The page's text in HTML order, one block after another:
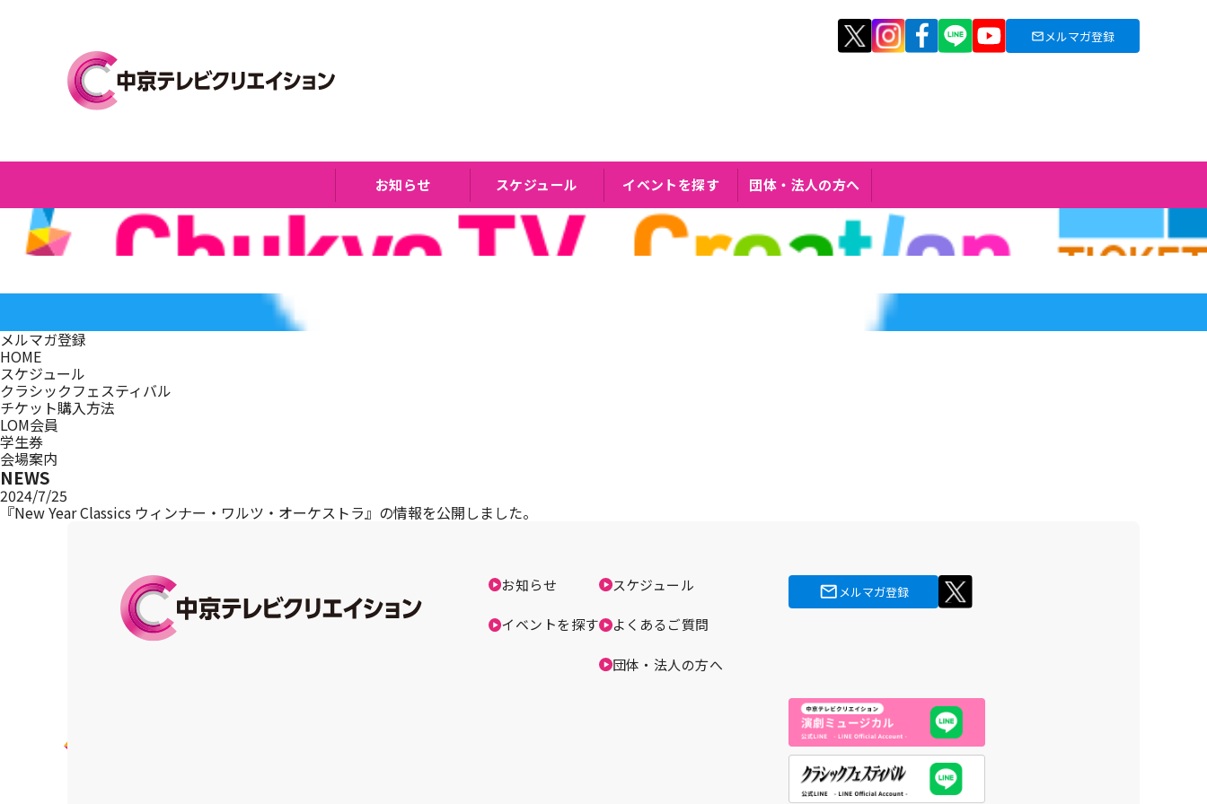
メルマガ登録
お知らせ スケジュール イベントを探す 団体・法人の方へ
メルマガ登録
HOME
スケジュール
クラシックフェスティバル
チケット購入方法
LOM会員
学生券
会場案内
NEWS
2024/7/25
『New Year Classics ウィンナー・ワルツ・オーケストラ』の情報を公開しました。
お知らせ
イベントを探す
スケジュール
よくあるご質問
団体・法人の方へ
メルマガ登録